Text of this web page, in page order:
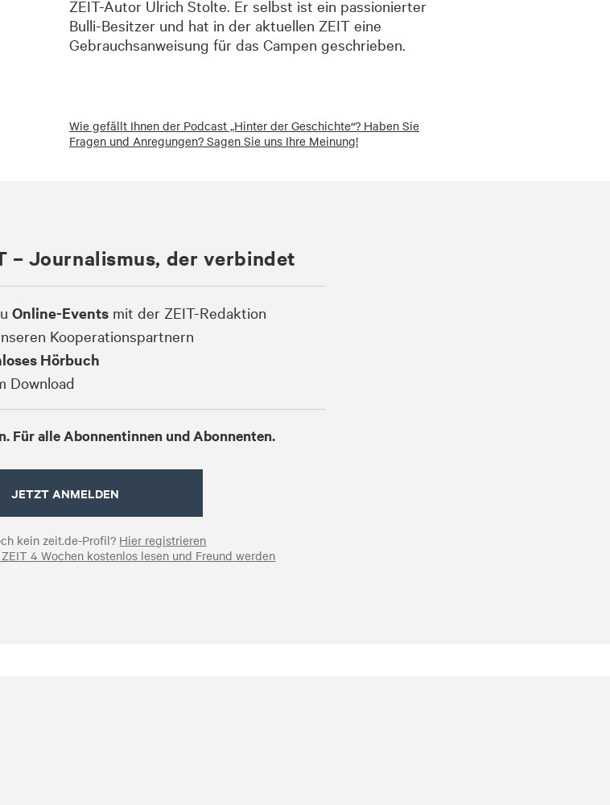
ZEIT-Autor Ulrich Stolte. Er selbst ist ein passionierter
Bulli-Besitzer und hat in der aktuellen ZEIT eine
Gebrauchsanweisung für das Campen geschrieben.
Wie gefällt Ihnen der Podcast „Hinter der Geschichte“? Haben Sie
Fragen und Anregungen? Sagen Sie uns Ihre Meinung!
– Journalismus, der verbindet
Online-Eventsmit der ZEIT-Redaktion
Kooperationspartnern
Hörbuch
Download
Für alle Abonnentinnen und Abonnenten.
JETZT ANMELDEN
kein zeit.de-Profil? Hier registrieren
ZEIT 4 Wochen kostenlos lesen und Freund werden